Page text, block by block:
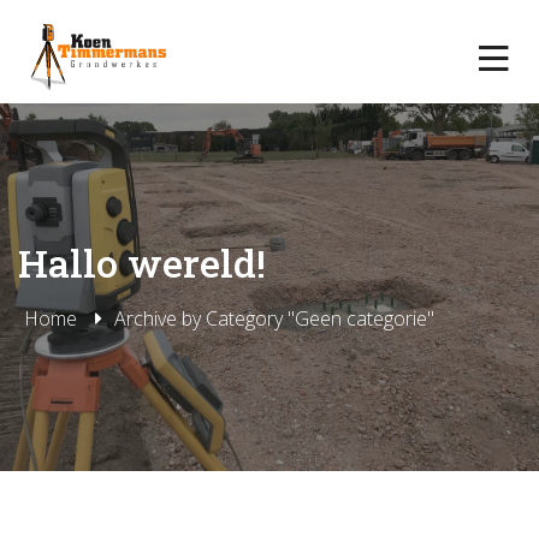
Hallo wereld!
Home Archive by Category "Geen categorie"